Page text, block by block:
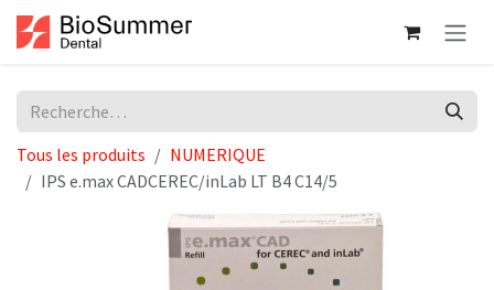
Se rendre au contenu
Tous les produits
NUMERIQUE
IPS e.max CADCEREC/inLab LT B4 C14/5